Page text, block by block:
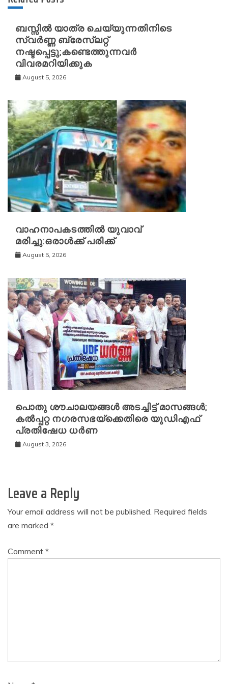
ബസ്സിൽ യാത്ര ചെയ്യുന്നതിനിടെ
സ്വർണ്ണ ബ്രേസ്‌ലറ്റ്
നഷ്ടപ്പെട്ടു;കണ്ടെത്തുന്നവർ
വിവരമറിയിക്കുക
August 5, 2026
വാഹനാപകടത്തിൽ യുവാവ്
മരിച്ചു:ഒരാൾക്ക് പരിക്ക്
August 5, 2026
പൊതു ശൗചാലയങ്ങൾ അടച്ചിട്ട് മാസങ്ങൾ;
കൽപ്പറ്റ നഗരസഭയ്‌ക്കെതിരെ യുഡിഎഫ്
പ്രതിഷേധ ധർണ
August 3, 2026
Leave a Reply
Your email address will not be published. Required fields
are marked *
Comment *